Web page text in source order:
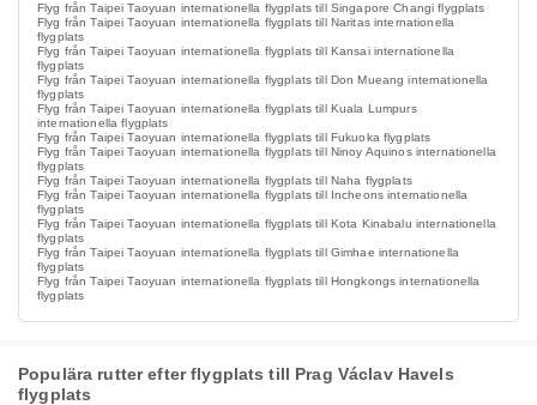
Flyg från Taipei Taoyuan internationella flygplats till Singapore Changi flygplats
Flyg från Taipei Taoyuan internationella flygplats till Naritas internationella
flygplats
Flyg från Taipei Taoyuan internationella flygplats till Kansai internationella
flygplats
Flyg från Taipei Taoyuan internationella flygplats till Don Mueang internationella
flygplats
Flyg från Taipei Taoyuan internationella flygplats till Kuala Lumpurs
internationella flygplats
Flyg från Taipei Taoyuan internationella flygplats till Fukuoka flygplats
Flyg från Taipei Taoyuan internationella flygplats till Ninoy Aquinos internationella
flygplats
Flyg från Taipei Taoyuan internationella flygplats till Naha flygplats
Flyg från Taipei Taoyuan internationella flygplats till Incheons internationella
flygplats
Flyg från Taipei Taoyuan internationella flygplats till Kota Kinabalu internationella
flygplats
Flyg från Taipei Taoyuan internationella flygplats till Gimhae internationella
flygplats
Flyg från Taipei Taoyuan internationella flygplats till Hongkongs internationella
flygplats
Populära rutter efter flygplats till Prag Václav Havels
flygplats